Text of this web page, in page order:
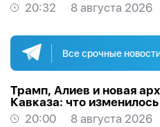
20:32
8 августа 2026
Все срочные
Трамп, Алиев и новая
Кавказа: что
ВЗГЛЯД
20:00
8 августа 2026